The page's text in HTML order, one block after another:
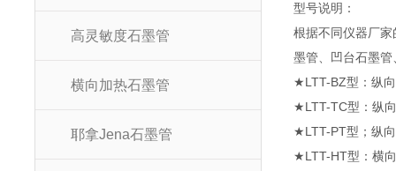
高灵敏度石墨管
横向加热石墨管
耶拿Jena石墨管
型号说
根据不同仪器厂
墨管、凹台石墨
★LTT-BZ型：纵
★LTT-TC型：纵
★LTT-PT型；纵
★LTT-HT型：横